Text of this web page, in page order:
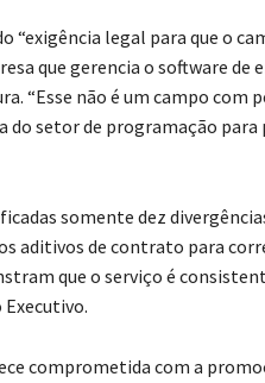
“exigência legal para que o
que gerencia o software de
“Esse não é um campo com
setor de programação
somente dez
aditivos de contrato para
que o serviço é
comprometida com a